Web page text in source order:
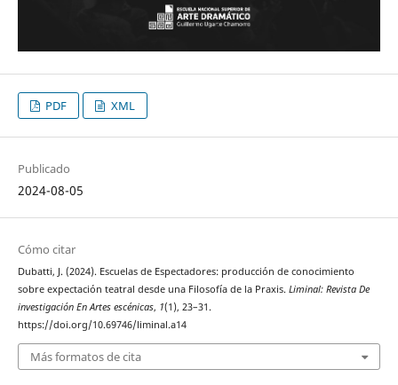
PDF XML
Publicado
2024-08-05
Cómo citar
Dubatti, J. (2024). Escuelas de Espectadores: producción de conocimiento
sobre expectación teatral desde una Filosofía de la Praxis. Liminal: Revista De
investigación En Artes escénicas, 1(1), 23–31.
https://doi.org/10.69746/liminal.a14
Más formatos de cita